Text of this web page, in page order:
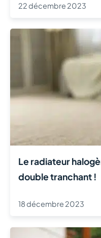
22 décembre 2023
Le radiateur
double tranchant !
18 décembre 2023